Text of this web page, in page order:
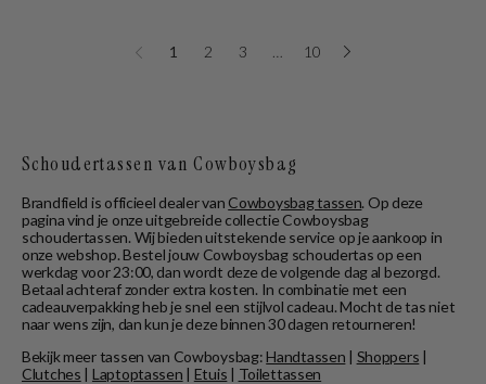
1 2 3 10
Schoudertassen van Cowboysbag
Brandfield is officieel dealer van Cowboysbag tassen. Op deze
pagina vind je onze uitgebreide collectie Cowboysbag
schoudertassen. Wij bieden uitstekende service op je aankoop in
onze webshop. Bestel jouw Cowboysbag schoudertas op een
werkdag voor 23:00, dan wordt deze de volgende dag al bezorgd.
Betaal achteraf zonder extra kosten. In combinatie met een
cadeauverpakking heb je snel een stijlvol cadeau. Mocht de tas niet
naar wens zijn, dan kun je deze binnen 30 dagen retourneren!
Bekijk meer tassen van Cowboysbag:Handtassen | Shoppers |
Clutches | Laptoptassen | Etuis | Toilettassen